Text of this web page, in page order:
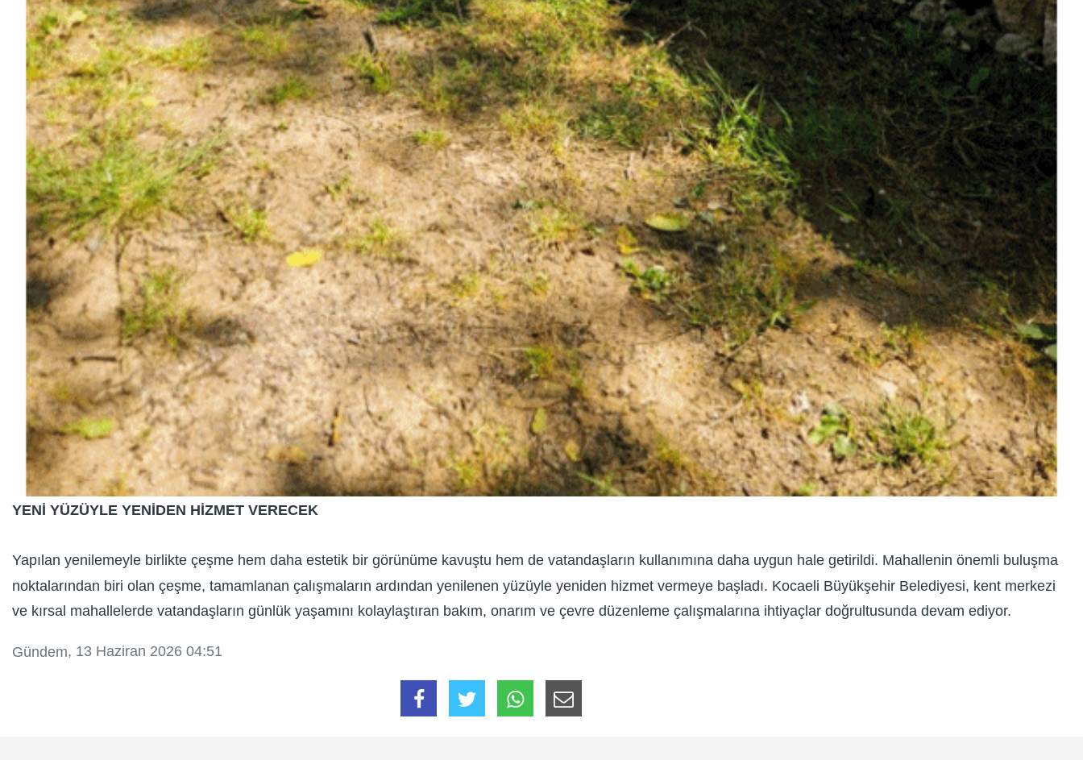
YENİ YÜZÜYLE YENİDEN HİZMET VERECEK
Yapılan yenilemeyle birlikte çeşme hem daha estetik bir görünüme kavuştu hem de vatandaşların kullanımına daha uygun hale getirildi. Mahallenin önemli buluşma
noktalarından biri olan çeşme, tamamlanan çalışmaların ardından yenilenen yüzüyle yeniden hizmet vermeye başladı. Kocaeli Büyükşehir Belediyesi, kent merkezi
ve kırsal mahallelerde vatandaşların günlük yaşamını kolaylaştıran bakım, onarım ve çevre düzenleme çalışmalarına ihtiyaçlar doğrultusunda devam ediyor.
Gündem, 13 Haziran 2026 04:51